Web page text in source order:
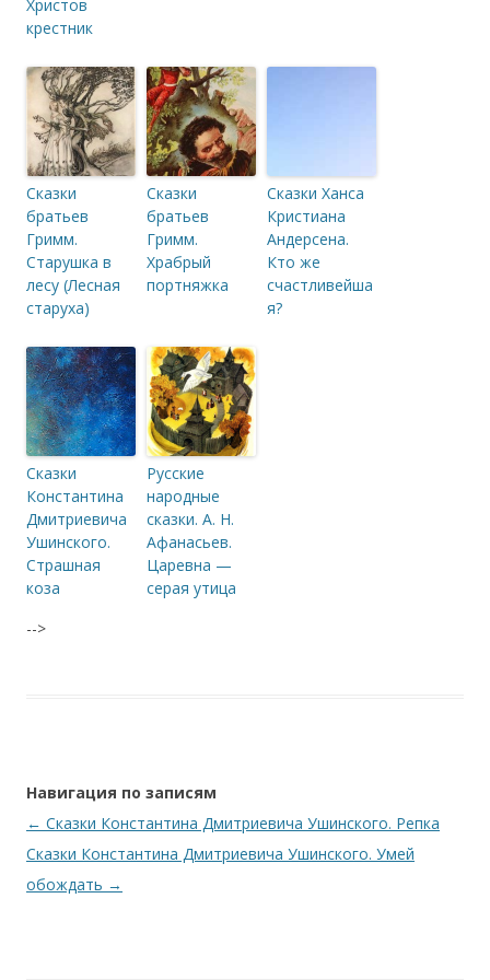
Христов
крестник
Сказки
братьев
Гримм.
Старушка в
лесу (Лесная
старуха)
Сказки
братьев
Гримм.
Храбрый
портняжка
Сказки Ханса
Кристиана
Андерсена.
Кто же
счастливейша
я?
Сказки
Константина
Дмитриевича
Ушинского.
Страшная
коза
Русские
народные
сказки. А. Н.
Афанасьев.
Царевна —
серая утица
-->
Навигация по записям
← Сказки Константина Дмитриевича Ушинского. Репка
Сказки Константина Дмитриевича Ушинского. Умей
обождать →